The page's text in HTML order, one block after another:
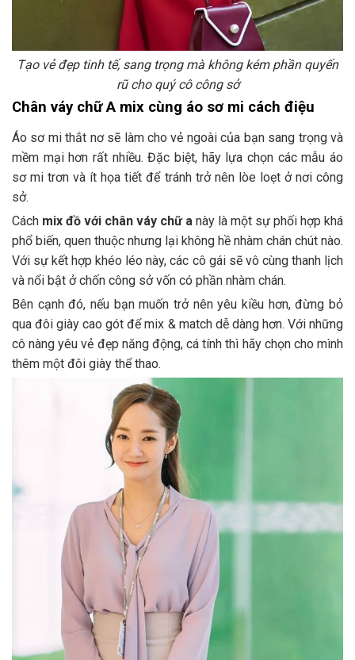
Tạo vẻ đẹp tinh tế, sang trọng mà không kém phần quyến
rũ cho quý cô công sở
Chân váy chữ A mix cùng áo sơ mi cách điệu
Áo sơ mi thắt nơ sẽ làm cho vẻ ngoài của bạn sang trọng và
mềm mại hơn rất nhiều. Đặc biệt, hãy lựa chọn các mẫu áo
sơ mi trơn và ít họa tiết để tránh trở nên lòe loẹt ở nơi công
sở.
Cách mix đồ với chân váy chữ a này là một sự phối hợp khá
phổ biến, quen thuộc nhưng lại không hề nhàm chán chút nào.
Với sự kết hợp khéo léo này, các cô gái sẽ vô cùng thanh lịch
và nổi bật ở chốn công sở vốn có phần nhàm chán.
Bên cạnh đó, nếu bạn muốn trở nên yêu kiều hơn, đừng bỏ
qua đôi giày cao gót để mix & match dễ dàng hơn. Với những
cô nàng yêu vẻ đẹp năng động, cá tính thì hãy chọn cho mình
thêm một đôi giày thể thao.